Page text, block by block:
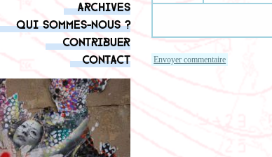
Archives
Qui sommes-nous ?
Contribuer
Contact